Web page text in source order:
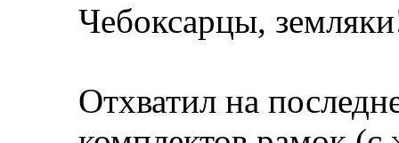
Чебоксарцы,
Отхватил на